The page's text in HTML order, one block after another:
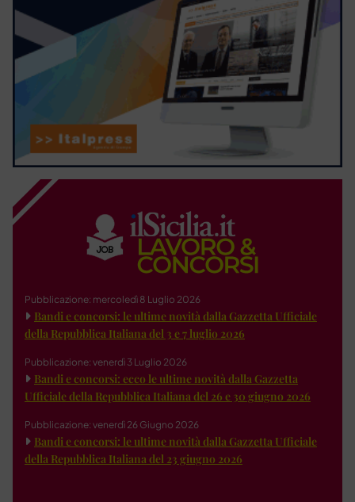
Pubblicazione: mercoledì 8 Luglio 2026
Bandi e concorsi: le ultime novità dalla Gazzetta Ufficiale
della Repubblica Italiana del 3 e 7 luglio 2026
Pubblicazione: venerdì 3 Luglio 2026
Bandi e concorsi: ecco le ultime novità dalla Gazzetta
Ufficiale della Repubblica Italiana del 26 e 30 giugno 2026
Pubblicazione: venerdì 26 Giugno 2026
Bandi e concorsi: le ultime novità dalla Gazzetta Ufficiale
della Repubblica Italiana del 23 giugno 2026